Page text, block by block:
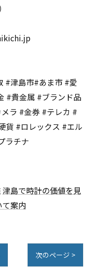
#津島市#あま市 #愛
#貴金属 #ブランド品
ラ #金券 #テレカ #
貨 #ロレックス #エル
ラチナ
津島で時計の価値を見
案内
次のページ >